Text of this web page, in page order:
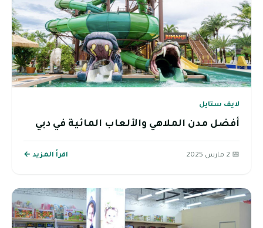
لايف ستايل
أفضل مدن الملاهي والألعاب المائية في دبي
📅 2 مارس 2025 اقرأ المزيد ←